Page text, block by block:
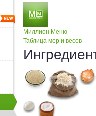
Миллион Меню
Таблица мер и весов